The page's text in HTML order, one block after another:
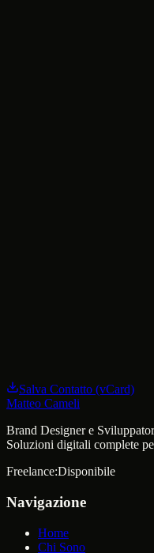
info ANTI-SPAM @matteocameli
Email
Salva Contatto (vCard)
Matteo Cameli
Brand Designer e
Soluzioni digitali complete
Freelance:Disponibile
Navigazione
Home
Chi Sono